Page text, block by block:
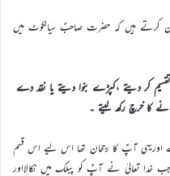
کرتے ہیں کہ حضرت صاحبؑ سیالکوٹ میں
تقسیم کر دیتے ،کپڑے بنوا دیتے یا نقد دے
کا خرچ رکھ لیتے ۔
اوریہی آپؑ کا رجحان تھا اس لیے اس قسم
خدا تعالیٰ نے آپؑ کو پبلک میں نکالااور